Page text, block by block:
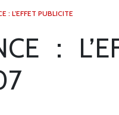
: L'EFFET PUBLICITE
: